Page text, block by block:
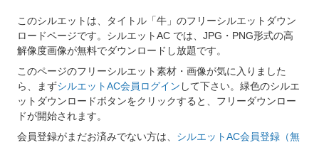
このシルエットは、タイトル「牛」のフリーシルエットダウン
ロードページです。シルエットAC では、JPG・PNG形式の高
解像度画像が無料でダウンロードし放題です。
このページのフリーシルエット素材・画像が気に入りました
ら、まずシルエットAC会員ログイン して下さい。緑色のシルエ
ットダウンロードボタンをクリックすると、フリーダウンロー
ドが開始されます。
会員登録がまだお済みでない方は、 シルエットAC会員登録（無